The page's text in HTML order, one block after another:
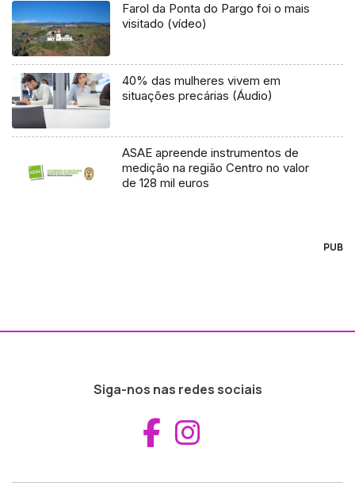
Farol da Ponta do Pargo foi o mais
visitado (vídeo)
40% das mulheres vivem em
situações precárias (Áudio)
ASAE apreende instrumentos de
medição na região Centro no valor
de 128 mil euros
PUB
Siga-nos nas redes sociais
Aceder ao